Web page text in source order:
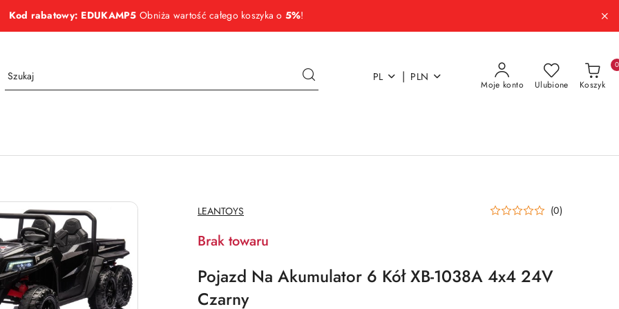
Kod rabatowy: EDUKAMP5 Obniża wartość całego koszyka o 5%!
PL | PLN
Moje konto Ulubione Koszyk
0
NAZWA
PRODUCENTA:
LEANTOYS (0)
Brak towaru
Pojazd Na Akumulator 6 Kół XB-1038A 4x4 24V
Czarny